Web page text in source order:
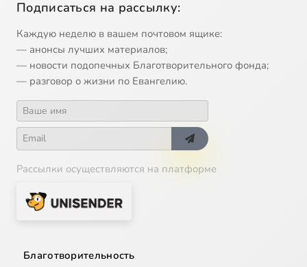
Подписаться на рассылку:
Каждую неделю в вашем почтовом ящике:
— анонсы лучших материалов;
— новости подопечных Благотворительного фонда;
— разговор о жизни по Евангелию.
Рассылки осуществляются на платформе
Благотворительность